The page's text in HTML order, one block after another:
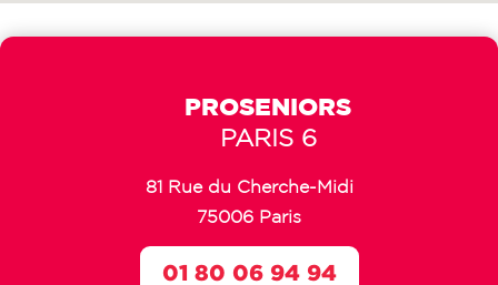
PROSENIORS
PARIS 6
81 Rue du Cherche-Midi
75006 Paris
01 80 06 94 94